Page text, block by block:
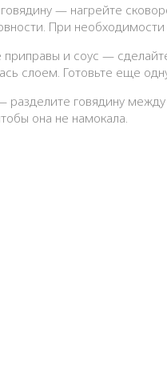
говядину — нагрейте
При
приправы и соус —
слоем. Готовьте еще
говядину
она не намокала.